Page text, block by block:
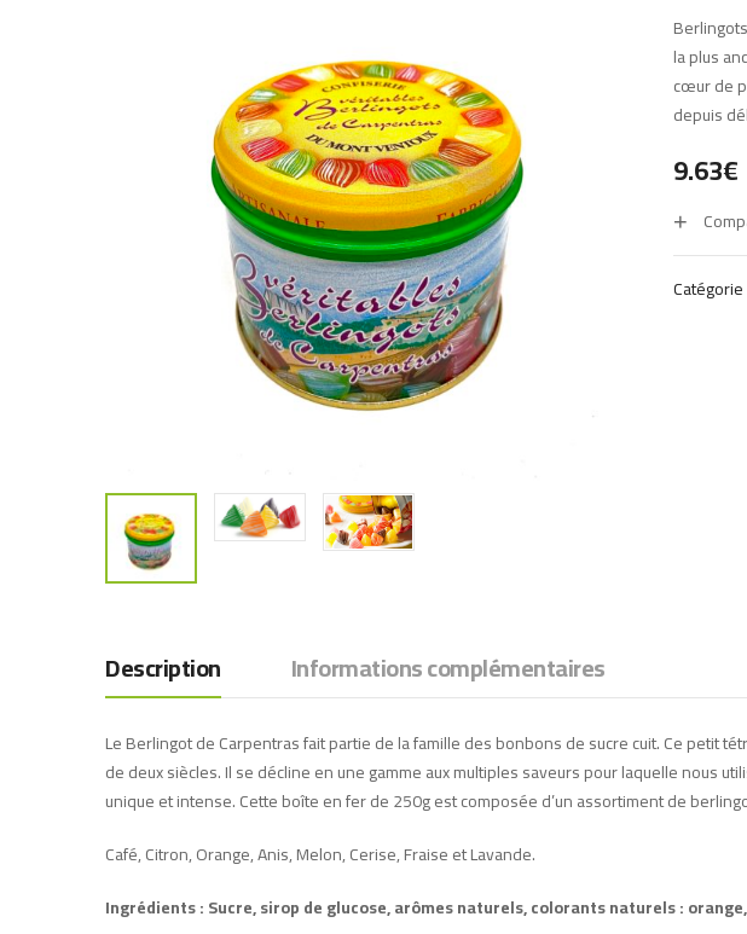
la plus
cœur de
depuis
9.63€
Catégorie
Description Informations complémentaires
Le Berlingot de Carpentras fait partie de la famille des bonbons de sucre cuit. Ce petit
de deux siècles. Il se décline en une gamme aux multiples saveurs pour laquelle nous
unique et intense. Cette boîte en fer de 250g est composée d’un assortiment de
Café, Citron, Orange, Anis, Melon, Cerise, Fraise et Lavande.
Ingrédients : Sucre, sirop de glucose, arômes naturels, colorants naturels :